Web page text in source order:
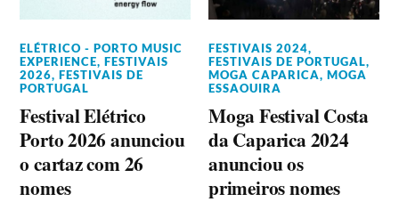
ELÉTRICO - PORTO MUSIC
EXPERIENCE,FESTIVAIS
2026,FESTIVAIS DE
PORTUGAL
Festival Elétrico
Porto 2026 anunciou
o cartaz com 26
nomes
FESTIVAIS 2024,
FESTIVAIS DE PORTUGAL,
MOGA CAPARICA,MOGA
ESSAOUIRA
Moga Festival Costa
da Caparica 2024
anunciou os
primeiros nomes